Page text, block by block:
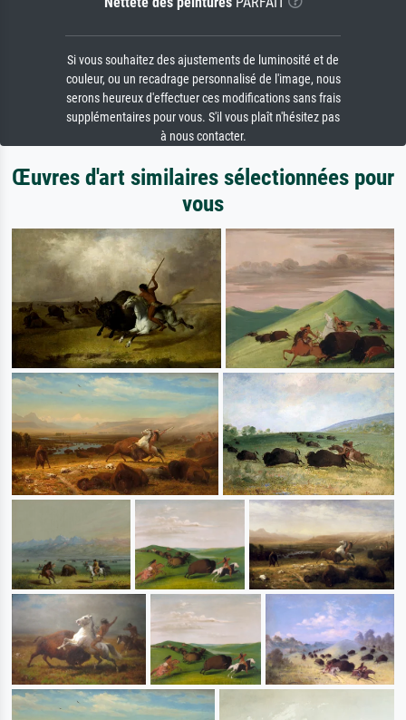
Si vous souhaitez des ajustements de luminosité et de
couleur, ou un recadrage personnalisé de l'image, nous
serons heureux d'effectuer ces modifications sans frais
supplémentaires pour vous. S'il vous plaît n'hésitez pas
à nous contacter.
Œuvres d'art similaires sélectionnées pour
vous